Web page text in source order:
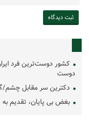
کشور دوست‌ترین فرد
دوست
دکترین سر مقابل چشم/
بغض بی پایان، تقدیم